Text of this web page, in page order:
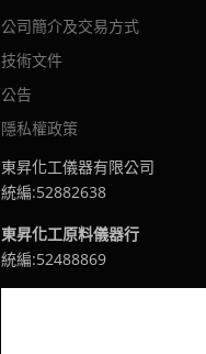
公司簡介及交易方式
技術文件
公告
隱私權政策
東昇化工儀器有限公司
統編:52882638
東昇化工原料儀器行
統編:52488869